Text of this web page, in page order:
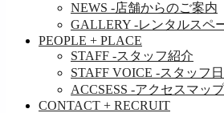
NEWS -店舗からのご案内
GALLERY -レンタルスペ
PEOPLE + PLACE
STAFF -スタッフ紹介
STAFF VOICE -スタッフ
ACCSESS -アクセスマップ
CONTACT + RECRUIT